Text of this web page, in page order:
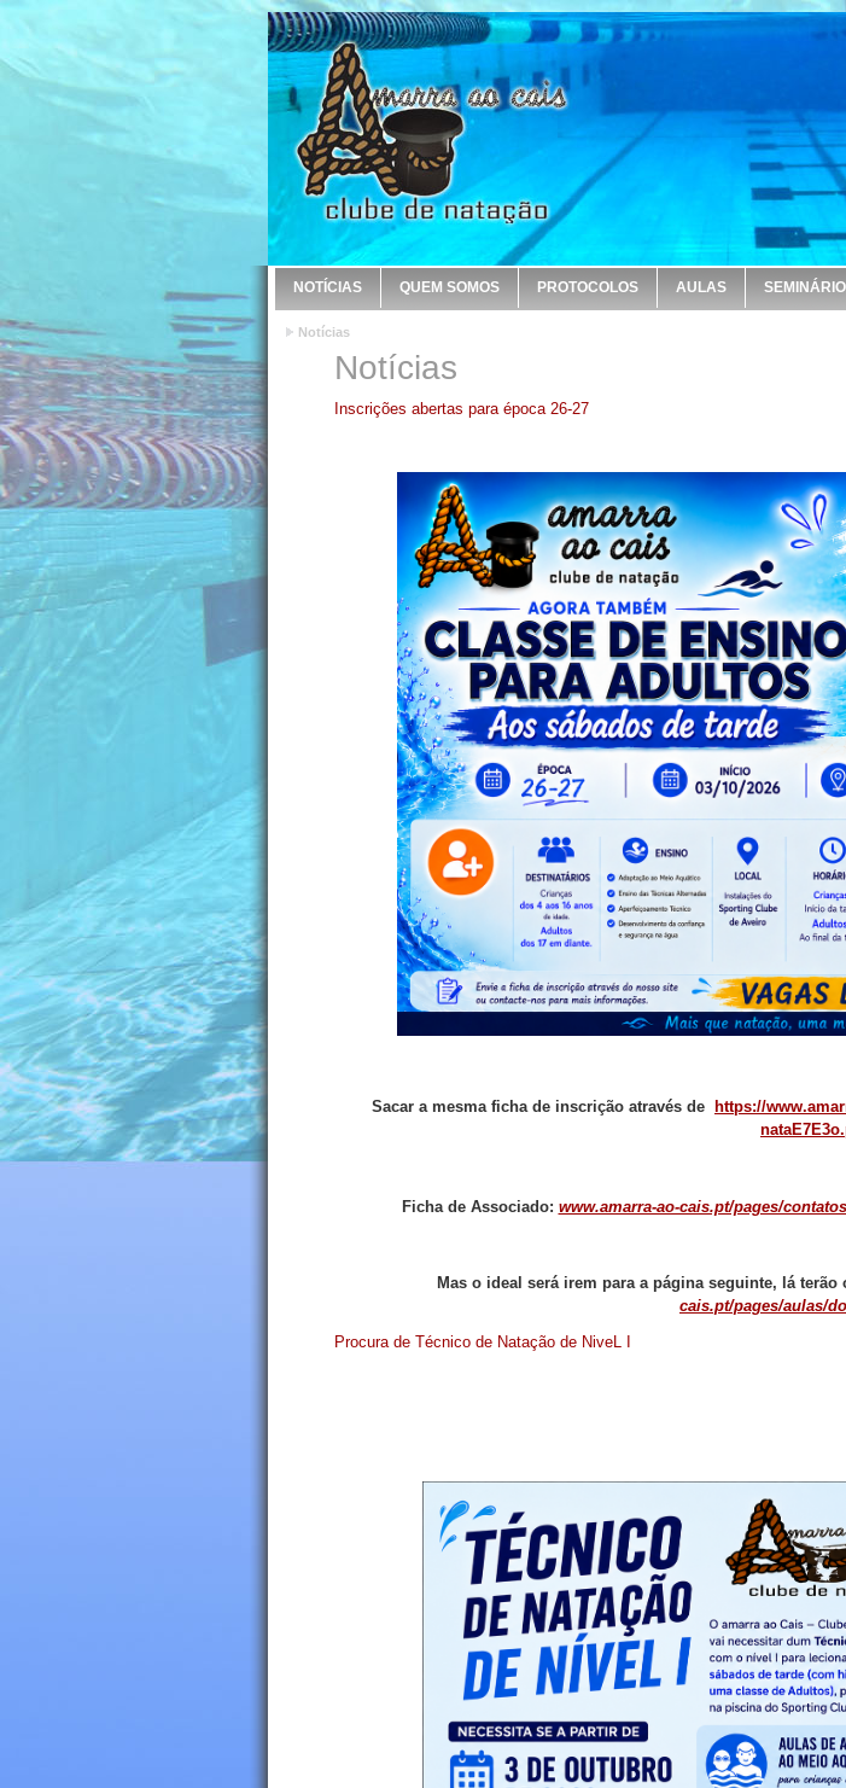
NOTÍCIAS QUEM SOMOS PROTOCOLOS AULAS
Notícias
Notícias
Inscrições abertas para época 26-27
Sacar a mesma ficha de inscrição através de
https://
Ficha de Associado: www.amarra-ao-cais.pt/pages/
Mas o ideal será irem para a página seguinte, lá terão
cais.pt/pages/aulas/
Procura de Técnico de Natação de NiveL I